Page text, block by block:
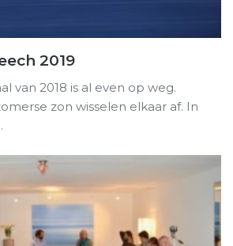
2019
van 2018 is al even op weg.
zon wisselen elkaar af. In